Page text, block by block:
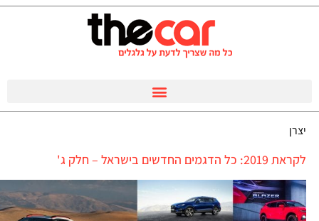
יצרן
לקראת 2019: כל הדגמים החדשים בישראל – חלק ג'